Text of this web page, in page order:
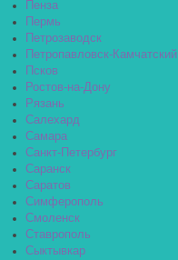
Пенза
Пермь
Петрозаводск
Петропавловск-Камчатский
Псков
Ростов-на-Дону
Рязань
Салехард
Самара
Санкт-Петербург
Саранск
Саратов
Симферополь
Смоленск
Ставрополь
Сыктывкар